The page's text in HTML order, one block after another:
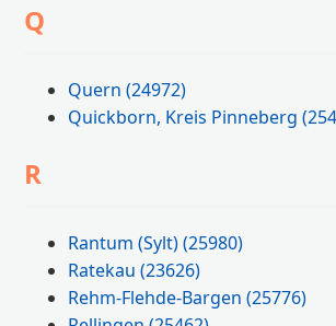
Q
Quern(24972)
Quickborn, Kreis Pinneberg
R
Rantum (Sylt)(25980)
Ratekau(23626)
Rehm-Flehde-Bargen(25776)